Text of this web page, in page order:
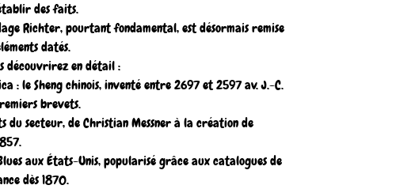
des faits.
Richter, pourtant fondamental, est désormais remise
datés.
découvrirez en détail :
: le Sheng chinois, inventé entre 2697 et 2597 av. J.-C.
brevets.
du secteur, de Christian Messner à la création de
aux États-Unis, popularisé grâce aux catalogues de
dès 1870.